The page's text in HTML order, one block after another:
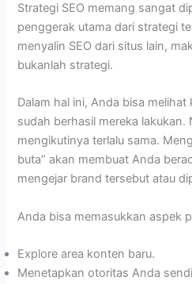
Strategi SEO memang sangat
penggerak utama dari strategi
menyalin SEO dari situs lain,
bukanlah strategi.
Dalam hal ini, Anda bisa
sudah berhasil mereka lakukan.
mengikutinya terlalu sama.
buta” akan membuat Anda
mengejar brand tersebut atau
Anda bisa memasukkan aspek
Explore area konten baru.
Menetapkan otoritas Anda